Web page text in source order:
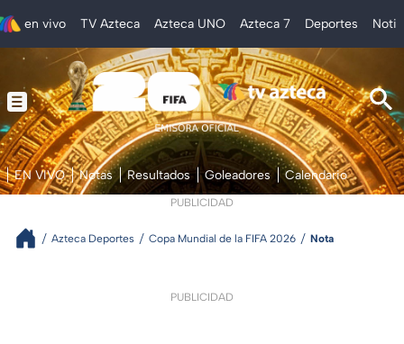
en vivo TV Azteca Azteca UNO Azteca 7 Deportes
EN VIVO Notas Resultados Goleadores Calendario
PUBLICIDAD
Azteca Deportes Copa Mundial de la FIFA 2026 Nota
PUBLICIDAD